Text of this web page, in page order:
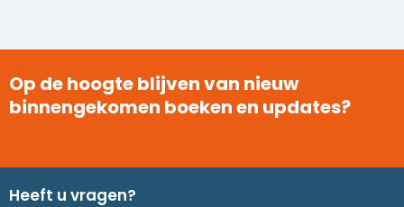
Op de hoogte blijven van nieuw
binnengekomen boeken en updates?
Heeft u vragen?